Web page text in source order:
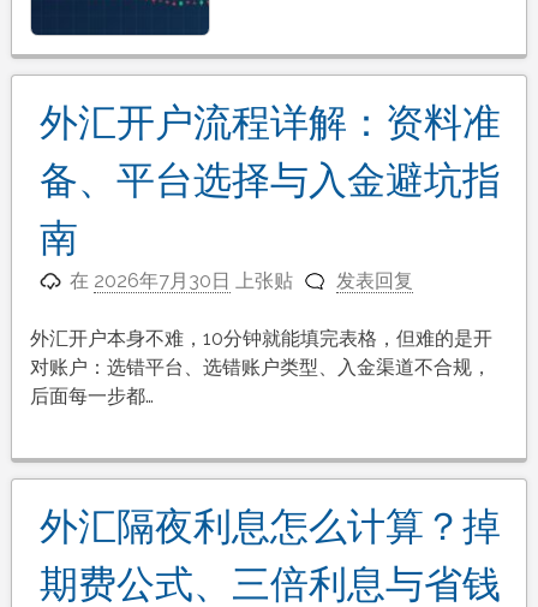
外汇开户流程详解：资料准
备、平台选择与入金避坑指
南
在 2026年7月30日 上张贴 发表回复
外汇开户本身不难，10分钟就能填完表格，但难的是开
对账户：选错平台、选错账户类型、入金渠道不合规，
后面每一步都…
外汇隔夜利息怎么计算？掉
期费公式、三倍利息与省钱